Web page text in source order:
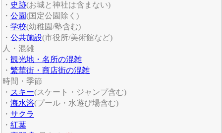
・ 史跡(お城と神社は含まない)
・ 公園(国定公園除く)
・ 学校(幼稚園/塾含む)
・ 公共施設(市役所/美術館など)
人・混雑
・ 観光地・名所の混雑
・ 繁華街・商店街の混雑
時間・季節
・ スキー(スケート・ジャンプ含む)
・ 海水浴(プール・水遊び場含む)
・ サクラ
・ 紅葉